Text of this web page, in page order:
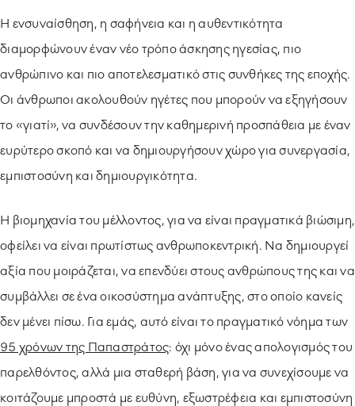
Η ενσυναίσθηση, η σαφήνεια και η αυθεντικότητα
διαμορφώνουν έναν νέο τρόπο άσκησης ηγεσίας, πιο
ανθρώπινο και πιο αποτελεσματικό στις συνθήκες της εποχής.
Οι άνθρωποι ακολουθούν ηγέτες που μπορούν να εξηγήσουν
το «γιατί», να συνδέσουν την καθημερινή προσπάθεια με έναν
ευρύτερο σκοπό και να δημιουργήσουν χώρο για συνεργασία,
εμπιστοσύνη και δημιουργικότητα.
Η βιομηχανία του μέλλοντος, για να είναι πραγματικά βιώσιμη,
οφείλει να είναι πρωτίστως ανθρωποκεντρική. Να δημιουργεί
αξία που μοιράζεται, να επενδύει στους ανθρώπους της και να
συμβάλλει σε ένα οικοσύστημα ανάπτυξης, στο οποίο κανείς
δεν μένει πίσω. Για εμάς, αυτό είναι το πραγματικό νόημα των
95 χρόνων της Παπαστράτος: όχι μόνο ένας απολογισμός του
παρελθόντος, αλλά μια σταθερή βάση, για να συνεχίσουμε να
κοιτάζουμε μπροστά με ευθύνη, εξωστρέφεια και εμπιστοσύνη